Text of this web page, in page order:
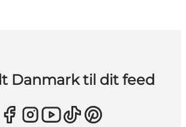
Danmark til dit feed